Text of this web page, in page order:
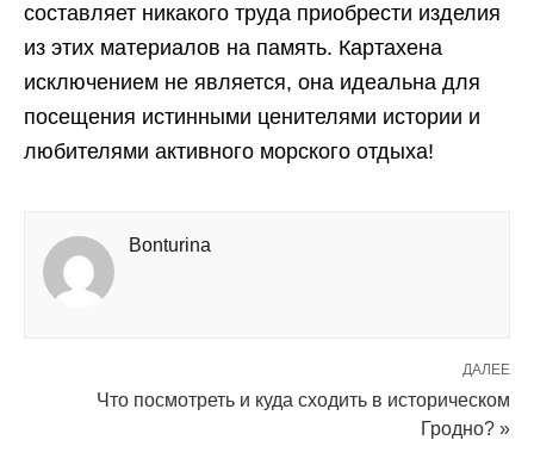
составляет никакого труда приобрести изделия
из этих материалов на память. Картахена
исключением не является, она идеальна для
посещения истинными ценителями истории и
любителями активного морского отдыха!
Bonturina
ДАЛЕЕ
Что посмотреть и куда сходить в историческом
Гродно? »